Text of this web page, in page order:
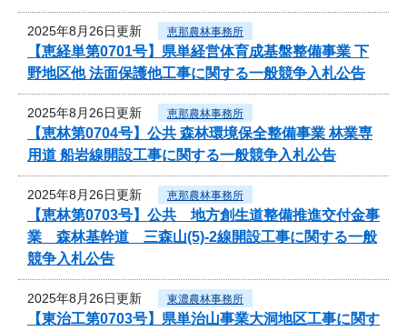
2025年8月26日更新 恵那農林事務所
【恵経単第0701号】県単経営体育成基盤整備事業 下
野地区他 法面保護他工事に関する一般競争入札公告
2025年8月26日更新 恵那農林事務所
【恵林第0704号】公共 森林環境保全整備事業 林業専
用道 船岩線開設工事に関する一般競争入札公告
2025年8月26日更新 恵那農林事務所
【恵林第0703号】公共 地方創生道整備推進交付金事
業 森林基幹道 三森山(5)-2線開設工事に関する一般
競争入札公告
2025年8月26日更新 東濃農林事務所
【東治工第0703号】県単治山事業大洞地区工事に関す